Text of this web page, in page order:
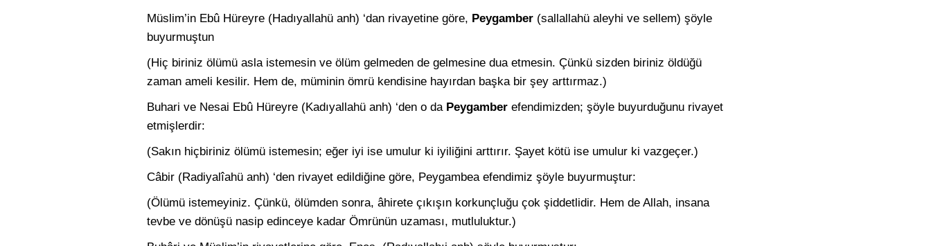
Müslim’in Ebû Hüreyre (Hadıyallahü anh) ‘dan rivayetine göre, Peygamber (sallallahü aleyhi ve sellem) şöyle
buyurmuştun
(Hiç biriniz ölümü asla istemesin ve ölüm gelmeden de gelme­sine dua etmesin. Çünkü sizden biriniz öldüğü
zaman ameli kesilir. Hem de, müminin ömrü kendisine hayırdan başka bir şey arttırmaz.)
Buhari ve Nesai Ebû Hüreyre (Kadıyallahü anh) ‘den o da Pey­gamber efendimizden; şöyle buyurduğunu rivayet
etmişlerdir:
(Sakın hiçbiriniz ölümü istemesin; eğer iyi ise umulur ki iyili­ğini arttırır. Şayet kötü ise umulur ki vazgeçer.)
Câbir (Radiyalîahü anh) ‘den rivayet edildiğine göre, Peygambea efendimiz şöyle buyurmuştur:
(Ölümü istemeyiniz. Çünkü, ölümden sonra, âhirete çıkışın korkunçluğu çok şiddetlidir. Hem de Allah, insana
tevbe ve dönüşü nasip edinceye kadar Ömrünün uzaması, mutluluktur.)